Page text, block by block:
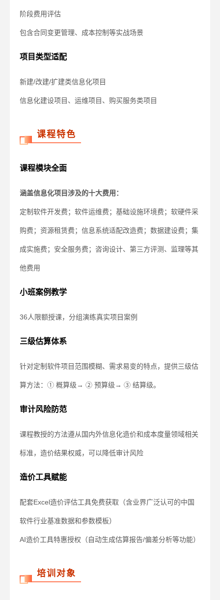
阶段费用评估
包含合同变更管理、成本控制等实战场景
项目类型适配
新建/改建/扩建类信息化项目
信息化建设项目、运维项目、购买服务类项目
课程特色
课程模块全面
涵盖信息化项目涉及的十大费用：
定制软件开发费；软件运维费；基础设施环境费；软硬件采
购费；资源租赁费；信息系统适配改造费；数据建设费；集
成实施费；安全服务费；咨询设计、第三方评测、监理等其
他费用
小班案例教学
36人限额授课，分组演练真实项目案例
三级估算体系
针对定制软件项目范围模糊、需求易变的特点，提供三级估
算方法：① 概算级→ ② 预算级→ ③ 结算级。
审计风险防范
课程教授的方法遵从国内外信息化造价和成本度量领域相关
标准，造价结果权威，可以降低审计风险
造价工具赋能
配套Excel造价评估工具免费获取（含业界广泛认可的中国
软件行业基准数据和参数模板）
AI造价工具特惠授权（自动生成估算报告/偏差分析等功能）
培训对象